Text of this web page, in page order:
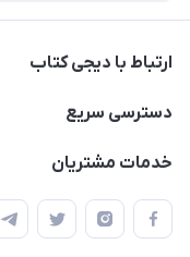
ارتباط با دیجی کتاب
021-66483376
پلیس امنیت .پلاک 150 (🚷 فروش فقط به صورت آنلاین)
دسترسی سریع
کتاب (دسته‌بندی)
ناشران همکار
خدمات مشتریان
راهنما
پیگیری سفارشات